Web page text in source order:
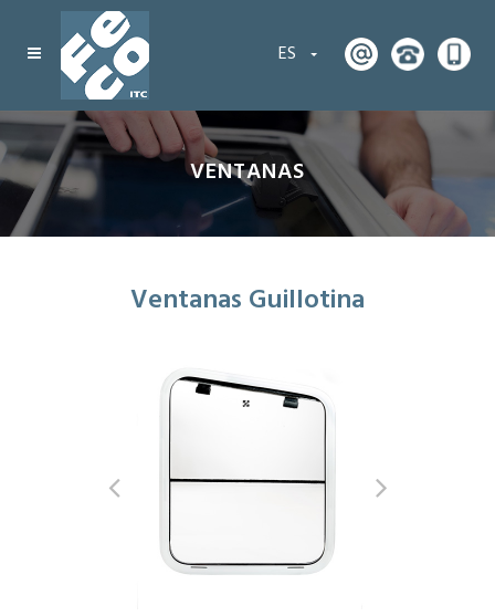
ES
VENTANAS
Ventanas Guillotina